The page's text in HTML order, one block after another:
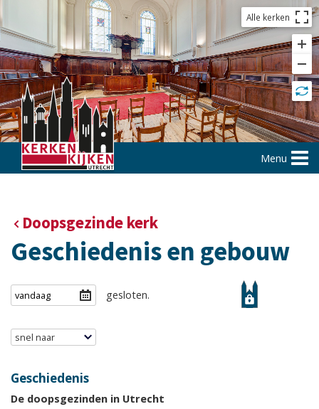
Alle kerken
Menu
Doopsgezinde kerk
Geschiedenis en gebouw
gesloten.
snel naar
Geschiedenis
De doopsgezinden in Utrecht